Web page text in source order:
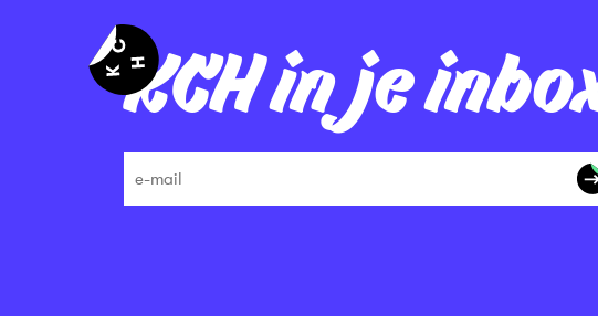
KCH in je